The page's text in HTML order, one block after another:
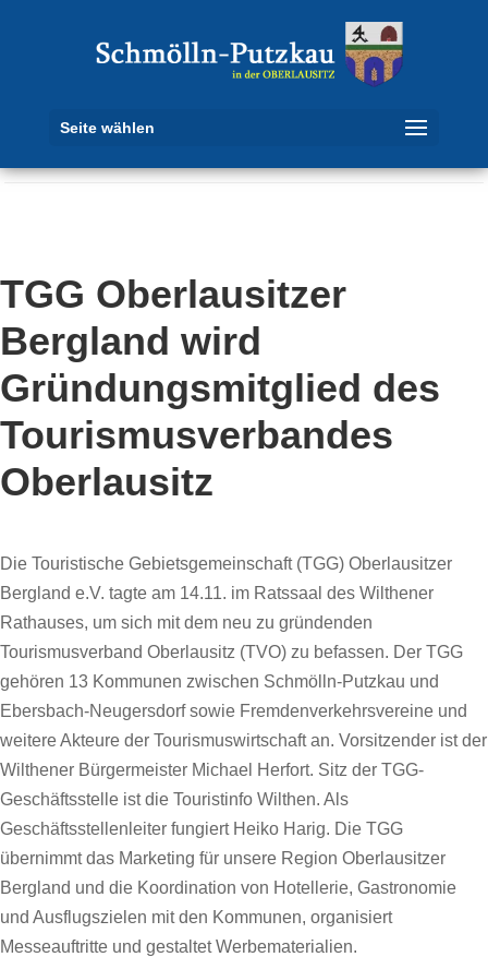
Seite wählen
TGG Oberlausitzer
Bergland wird
Gründungsmitglied des
Tourismusverbandes
Oberlausitz
Die Touristische Gebietsgemeinschaft (TGG) Oberlausitzer
Bergland e.V. tagte am 14.11. im Ratssaal des Wilthener
Rathauses, um sich mit dem neu zu gründenden
Tourismusverband Oberlausitz (TVO) zu befassen. Der TGG
gehören 13 Kommunen zwischen Schmölln-Putzkau und
Ebersbach-Neugersdorf sowie Fremdenverkehrsvereine und
weitere Akteure der Tourismuswirtschaft an. Vorsitzender ist der
Wilthener Bürgermeister Michael Herfort. Sitz der TGG-
Geschäftsstelle ist die Touristinfo Wilthen. Als
Geschäftsstellenleiter fungiert Heiko Harig. Die TGG
übernimmt das Marketing für unsere Region Oberlausitzer
Bergland und die Koordination von Hotellerie, Gastronomie
und Ausflugszielen mit den Kommunen, organisiert
Messeauftritte und gestaltet Werbematerialien.